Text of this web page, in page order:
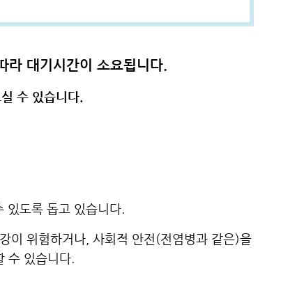
라 대기시간이 소요됩니다.
수 있습니다.
도록 돕고 있습니다.
이 위험하거나, 사회적 안전(전염병과 같은)을
수 있습니다.